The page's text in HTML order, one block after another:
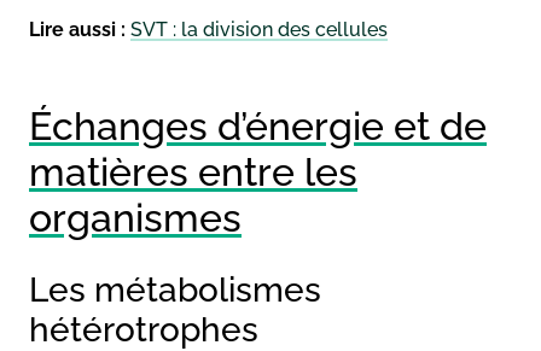
Lire aussi : SVT : la division des cellules
Échanges d’énergie et de
matières entre les
organismes
Les métabolismes
hétérotrophes